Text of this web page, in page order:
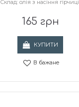
Склад: олія з насіння гірчиці..
165 грн
КУПИТИ
В бажане